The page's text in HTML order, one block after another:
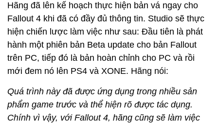
Hãng đã lên kế hoạch thực hiện bản vá ngay cho
Fallout 4 khi đã có đầy đủ thông tin. Studio sẽ thực
hiện chiến lược làm việc như sau: Đầu tiên là phát
hành một phiên bản Beta update cho bản Fallout
trên PC, tiếp đó là bản hoàn chỉnh cho PC và rồi
mới đem nó lên PS4 và XONE. Hãng nói:
Quá trình này đã được ứng dụng trong nhiều sản
phẩm game trước và thể hiện rõ được tác dụng.
Chính vì vậy, với Fallout 4, hãng cũng sẽ làm việc